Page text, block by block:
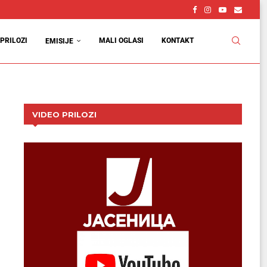
PRILOZI EMISIJE MALI OGLASI KONTAKT
VIDEO PRILOZI